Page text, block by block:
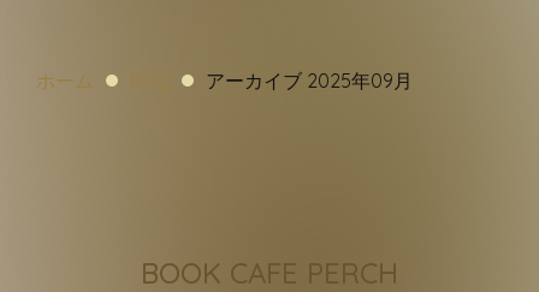
ホーム Blog アーカイブ 2025年09月
BOOK CAFE PERCH